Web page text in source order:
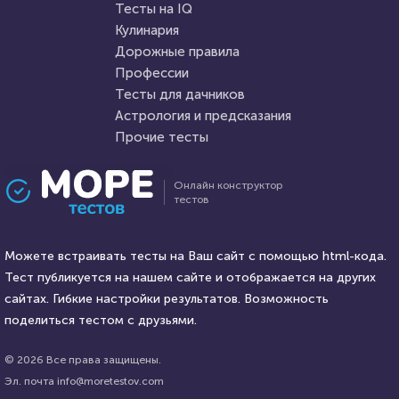
17 декабря 2021 6893
голливудских звёзд?
balynskiy HTML - код
27 августа 2020
Проходили 961 раз
Старорусские слова,
сможешь угадать?
Онлайн конструктор
тестов
Можете встраивать тесты на Ваш сайт с помощью html-кода.
Тест публикуется на нашем сайте и отображается на других
сайтах. Гибкие настройки результатов. Возможность
поделиться тестом с друзьями.
© 2026 Все права защищены.
Эл. почта info@moretestov.com
Тесты на IQ
Кулинария
Дорожные правила
Профессии
Тесты для дачников
Астрология и предсказания
Прочие тесты